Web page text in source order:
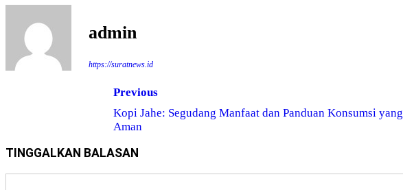
admin
https://suratnews.id
Previous
Kopi Jahe: Segudang Manfaat dan Panduan Konsumsi yang
Aman
TINGGALKAN BALASAN